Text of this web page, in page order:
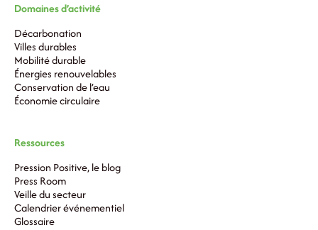
Domaines d’activité
Décarbonation
Villes durables
Mobilité durable
Énergies renouvelables
Conservation de l’eau
Économie circulaire
Ressources
Pression Positive, le blog
Press Room
Veille du secteur
Calendrier événementiel
Glossaire